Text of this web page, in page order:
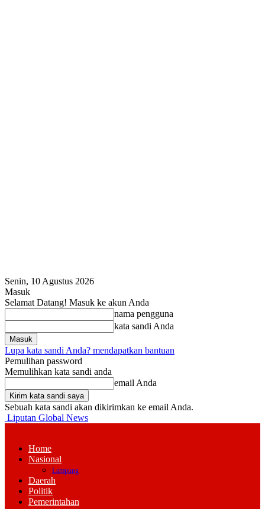
Senin, 10 Agustus 2026
Masuk
Selamat Datang! Masuk ke akun Anda
nama pengguna
kata sandi Anda
Lupa kata sandi Anda? mendapatkan bantuan
Pemulihan password
Memulihkan kata sandi anda
email Anda
Sebuah kata sandi akan dikirimkan ke email Anda.
Liputan Global News
Home
Nasional
Lampung
Daerah
Politik
Pemerintahan